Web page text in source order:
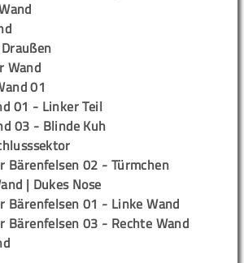
Wand
01
01 - Linker Teil
03 - Blinde Kuh
Bärenfelsen 02 - Türmchen
| Dukes Nose
Bärenfelsen 01 - Linke Wand
Bärenfelsen 03 - Rechte Wand